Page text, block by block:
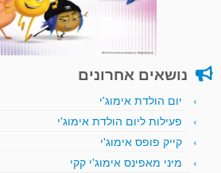
נושאים אחרונים
יום הולדת אימוג'י
פעילות ליום הולדת אימוג'י
קייק פופס אימוג'י
מיני מאפינס אימוג'י קקי